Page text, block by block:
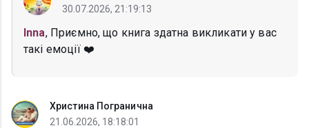
30.07.2026, 21:19:13
Inna, Приємно, що книга здатна викликати у вас
такі емоції ❤️
Христина Погранична
21.06.2026, 18:18:01